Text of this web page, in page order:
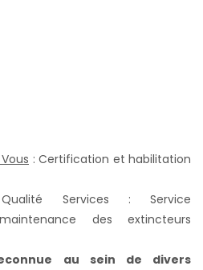
: Certification et habilitation
Services : Service
des extincteurs
au sein de divers